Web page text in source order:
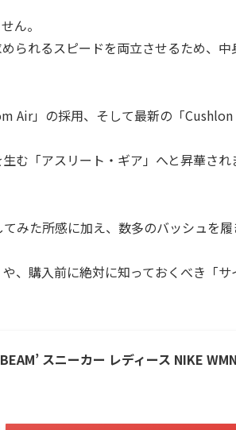
ん。
られるスピードを両立させるため、中
Air」の採用、そして最新の「Cushlon
む「アスリート・ギア」へと昇華され
みた所感に加え、数多のバッシュを履
、購入前に絶対に知っておくべき「サ
スニーカー レディース NIKE